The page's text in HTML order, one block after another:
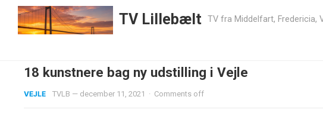
TV Lillebælt TV fra Middelfart, Fredericia,
18 kunstnere bag ny udstilling i Vejle
VEJLE TVLB — december 11, 2021 · Comments off